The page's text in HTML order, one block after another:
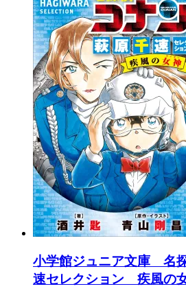
小学館ジュニア文庫 名
速セレクション 疾風の